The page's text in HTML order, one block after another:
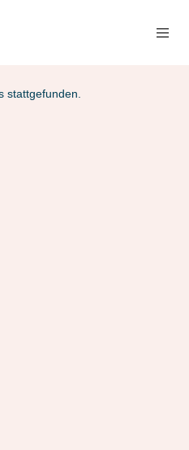
stattgefunden.